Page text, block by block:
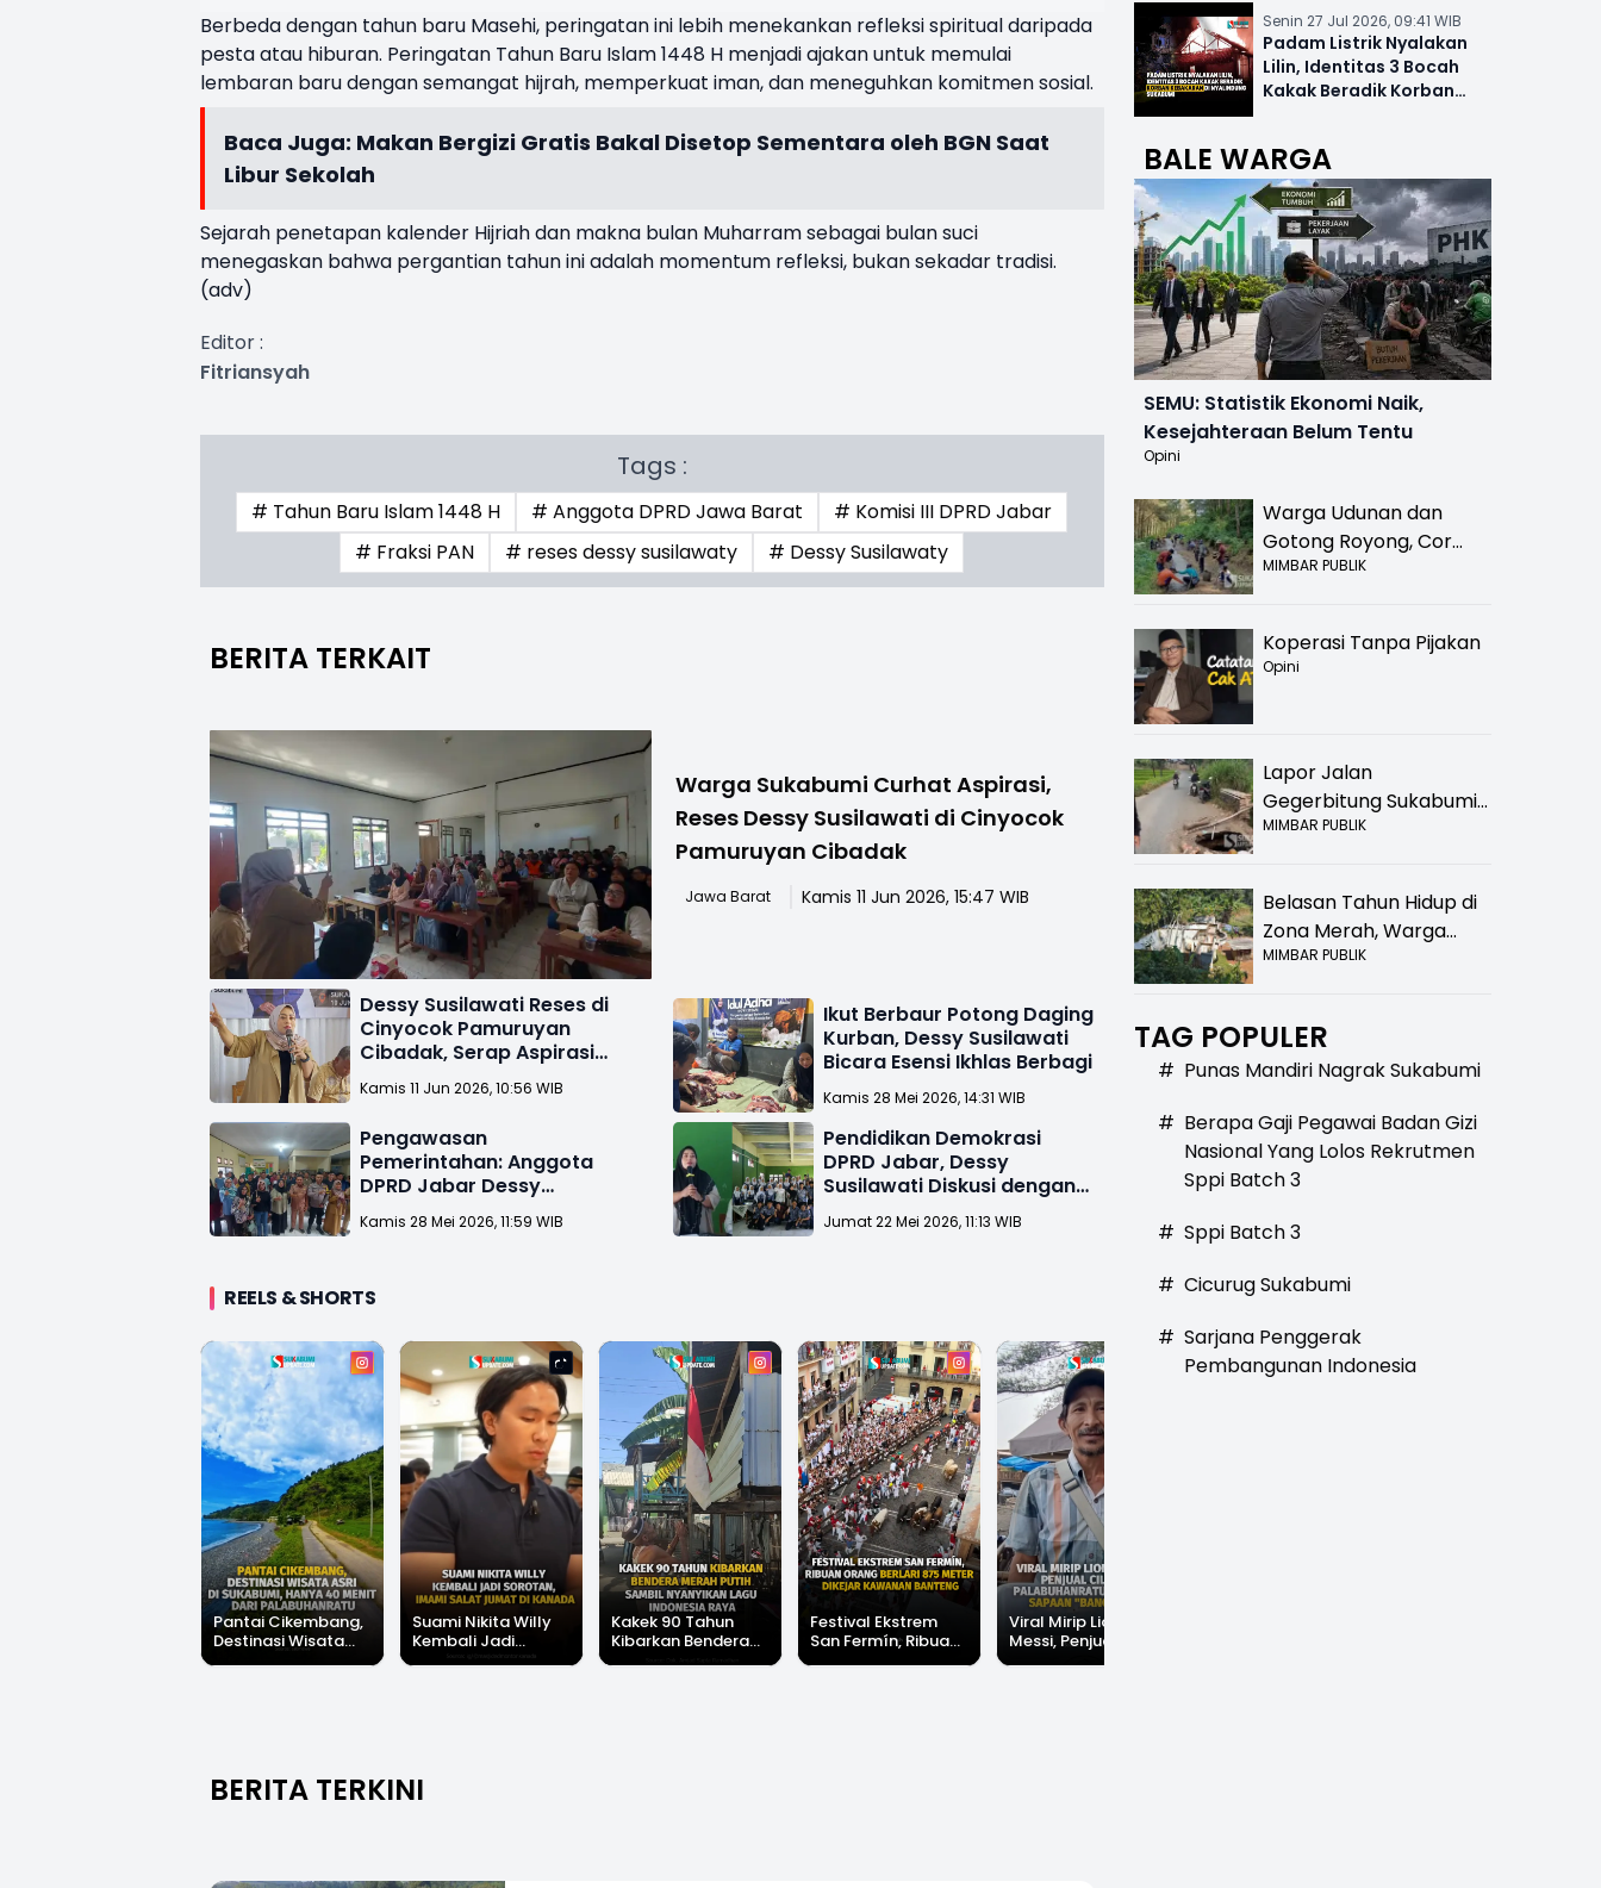
Berbeda dengan tahun baru Masehi, peringatan ini lebih menekankan refleksi spiritual daripada
pesta atau hiburan. Peringatan Tahun Baru Islam 1448 H menjadi ajakan untuk memulai
lembaran baru dengan semangat hijrah, memperkuat iman, dan meneguhkan komitmen sosial.
Baca Juga: Makan Bergizi Gratis Bakal Disetop Sementara oleh BGN Saat
Libur Sekolah
Sejarah penetapan kalender Hijriah dan makna bulan Muharram sebagai bulan suci
menegaskan bahwa pergantian tahun ini adalah momentum refleksi, bukan sekadar tradisi.
(adv)
Editor :
Fitriansyah
Tags :
# Tahun Baru Islam 1448 H # Anggota DPRD Jawa Barat
# Komisi III DPRD Jabar
# Fraksi PAN
# reses dessy susilawaty # Dessy Susilawaty
BERITA TERKAIT
Warga Sukabumi Curhat Aspirasi,
Reses Dessy Susilawati di Cinyocok
Pamuruyan Cibadak
Jawa Barat Kamis 11 Jun 2026, 15:47 WIB
Dessy Susilawati Reses di
Cinyocok Pamuruyan
Cibadak, Serap Aspirasi
Warga Sukabumi
Kamis 11 Jun 2026, 10:56 WIB
Ikut Berbaur Potong Daging
Kurban, Dessy Susilawati
Bicara Esensi Ikhlas Berbagi
Kamis 28 Mei 2026, 14:31 WIB
Pengawasan
Pemerintahan: Anggota
DPRD Jabar Dessy
Susilawati Temui Aparatur
Kecamatan Cibadak
Kamis 28 Mei 2026, 11:59 WIB
Pendidikan Demokrasi
DPRD Jabar, Dessy
Susilawati Diskusi dengan
Pelajar Al Manshuriyah
Sukabumi
Jumat 22 Mei 2026, 11:13 WIB
REELS & SHORTS
Pantai Cikembang,
Destinasi Wisata
Asri Di Sukabumi,
Suami Nikita Willy
Kembali Jadi
Sorotan, Imami
Kakek 90 Tahun
Kibarkan Bendera
Merah Putih Sambil
Festival Ekstrem
San Fermín, Ribuan
Orang Berlari 875
Viral Mirip Lionel
Messi, Penjual Cilok
di Palabuhanratu Ini
BERITA TERKINI
Senin 27 Jul 2026, 09:41 WIB
Padam Listrik Nyalakan
Lilin, Identitas 3 Bocah
Kakak Beradik Korban
BALE WARGA
SEMU: Statistik Ekonomi Naik,
Kesejahteraan Belum Tentu
Opini
Warga Udunan dan
Gotong Royong, Cor
Jalan Hancur di
MIMBAR PUBLIK
Koperasi Tanpa Pijakan
Opini
Lapor Jalan
Gegerbitung Sukabumi
Bolong! Bahaya Bagi
MIMBAR PUBLIK
Belasan Tahun Hidup di
Zona Merah, Warga
Kampung Nangewer
Relokasi
MIMBAR PUBLIK
TAG POPULER
# Punas Mandiri Nagrak Sukabumi
# Berapa Gaji Pegawai Badan Gizi
Nasional Yang Lolos Rekrutmen
Sppi Batch 3
# Sppi Batch 3
# Cicurug Sukabumi
# Sarjana Penggerak
Pembangunan Indonesia